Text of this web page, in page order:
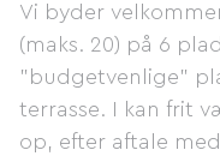
Vi byder
(maks. 20) på 6
"budgetvenlige"
terrasse. I kan frit
op, efter aftale